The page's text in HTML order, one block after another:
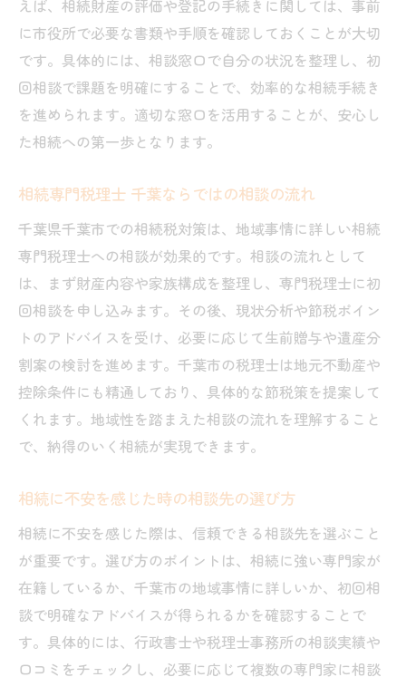
えば、相続財産の評価や登記の手続きに関しては、事前
に市役所で必要な書類や手順を確認しておくことが大切
です。具体的には、相談窓口で自分の状況を整理し、初
回相談で課題を明確にすることで、効率的な相続手続き
を進められます。適切な窓口を活用することが、安心し
た相続への第一歩となります。
相続専門税理士 千葉ならではの相談の流れ
千葉県千葉市での相続税対策は、地域事情に詳しい相続
専門税理士への相談が効果的です。相談の流れとして
は、まず財産内容や家族構成を整理し、専門税理士に初
回相談を申し込みます。その後、現状分析や節税ポイン
トのアドバイスを受け、必要に応じて生前贈与や遺産分
割案の検討を進めます。千葉市の税理士は地元不動産や
控除条件にも精通しており、具体的な節税策を提案して
くれます。地域性を踏まえた相談の流れを理解すること
で、納得のいく相続が実現できます。
相続に不安を感じた時の相談先の選び方
相続に不安を感じた際は、信頼できる相談先を選ぶこと
が重要です。選び方のポイントは、相続に強い専門家が
在籍しているか、千葉市の地域事情に詳しいか、初回相
談で明確なアドバイスが得られるかを確認することで
す。具体的には、行政書士や税理士事務所の相談実績や
口コミをチェックし、必要に応じて複数の専門家に相談